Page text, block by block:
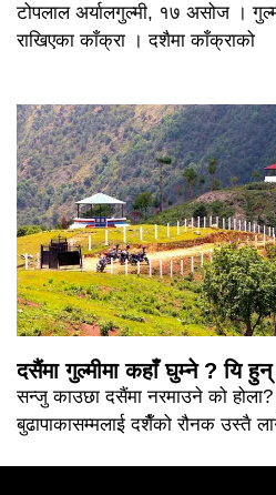
टोपलाल अर्यालगुल्मी, १७ असोज ।
राखिएका काँक्रा । दशैमा काँक्राको
दसैंमा गुल्मीमा कहाँ घुम्ने ? यि
सन्जु काउछा दसैंमा नरमाउने को
बुढापाकासम्मलाई दशैँको रौनक उस्तै